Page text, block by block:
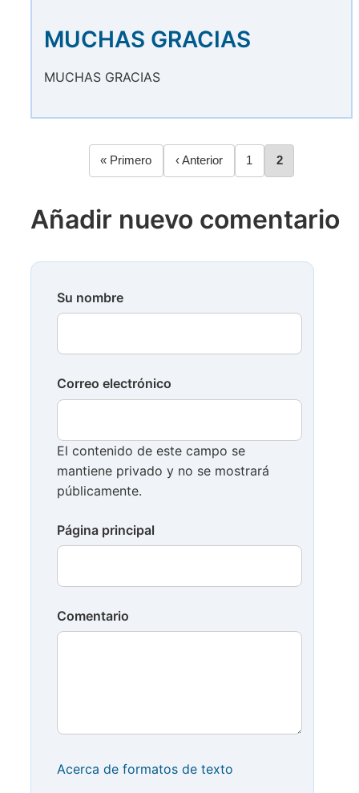
MUCHAS GRACIAS
MUCHAS GRACIAS
Paginación
Primera
página
« Primero
Página
anterior
‹ Anterior Página
1 Página
2
Añadir nuevo comentario
Su nombre
Correo electrónico
El contenido de este campo se
mantiene privado y no se mostrará
públicamente.
Página principal
Comentario
Acerca de formatos de texto